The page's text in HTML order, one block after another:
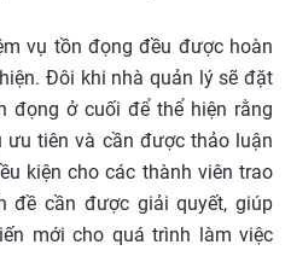
vụ tồn đọng đều được hoàn
Đôi khi nhà quản lý sẽ đặt
đọng ở cuối để thể hiện rằng
tiên và cần được thảo luận
kiện cho các thành viên trao
đề cần được giải quyết, giúp
mới cho quá trình làm việc